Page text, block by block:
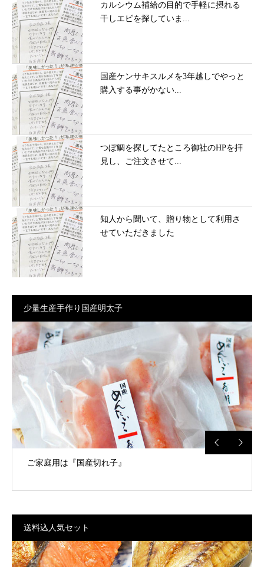
カルシウム補給の目的で手軽に摂れる
干しエビを探していま...
国産ケンサキスルメを3年越しでやっと
購入する事がかない...
つぼ鯛を探してたところ御社のHPを拝
見し、ご注文させて...
知人から聞いて、贈り物として利用さ
せていただきました
少量生産手作り国産明太子
【送料込】明太子はこちら
ご家庭用は『国産切れ子』
送料込人気セット